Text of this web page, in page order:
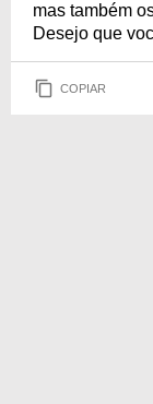
mas também
Desejo que
COPIAR